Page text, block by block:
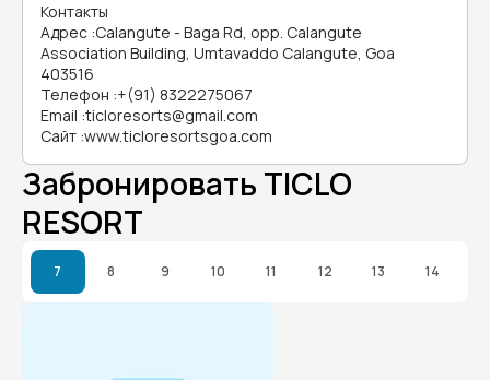
Контакты
Адрес :Calangute - Baga Rd, opp. Calangute
Association Building, Umtavaddo Calangute, Goa
403516
Телефон :+(91) 8322275067
Email :ticloresorts@gmail.com
Сайт :www.ticloresortsgoa.com
Забронировать TICLO
RESORT
7 8 9 10 11 12 13 14